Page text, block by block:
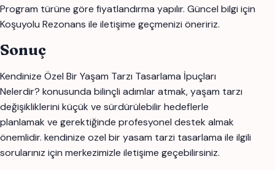
Program türüne göre fiyatlandırma yapılır. Güncel bilgi için
Koşuyolu Rezonans ile iletişime geçmenizi öneririz.
Sonuç
Kendinize Özel Bir Yaşam Tarzı Tasarlama İpuçları
Nelerdir? konusunda bilinçli adımlar atmak, yaşam tarzı
değişikliklerini küçük ve sürdürülebilir hedeflerle
planlamak ve gerektiğinde profesyonel destek almak
önemlidir. kendinize ozel bir yasam tarzi tasarlama ile ilgili
sorularınız için merkezimizle iletişime geçebilirsiniz.